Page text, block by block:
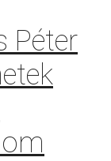
Péter